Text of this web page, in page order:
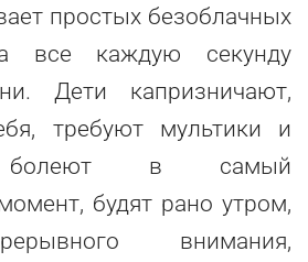
простых безоблачных
все каждую секунду
Дети капризничают,
требуют мультики и
болеют в самый
будят рано утром,
внимания,